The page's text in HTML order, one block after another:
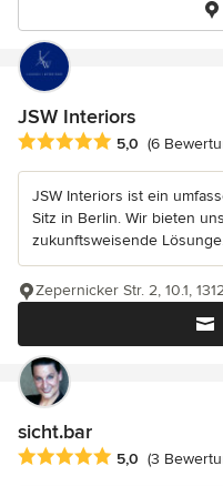
JSW Interiors
Durchschnittliche
5,0 (6
JSW Interiors ist ein
Sitz in Berlin. Wir bieten
zukunftsweisende
Zepernicker Str. 2, 10.1,
sicht.bar
Durchschnittliche
5,0 (3